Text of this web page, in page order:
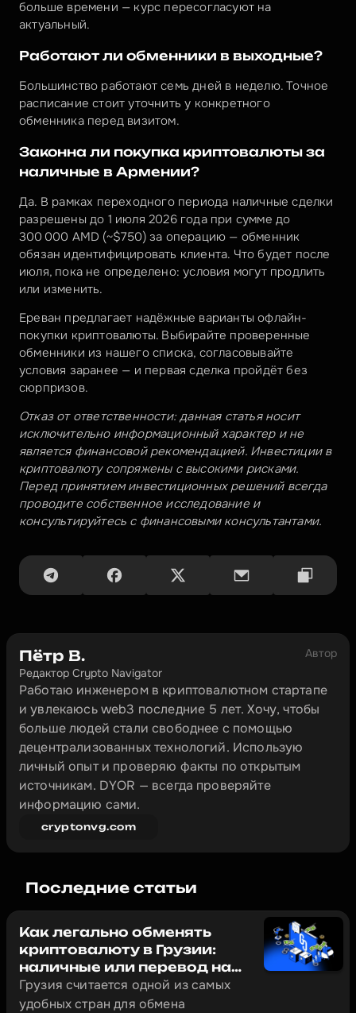
больше времени — курс пересогласуют на
актуальный.
Работают ли обменники в выходные?
Большинство работают семь дней в неделю. Точное
расписание стоит уточнить у конкретного
обменника перед визитом.
Законна ли покупка криптовалюты за
наличные в Армении?
Да. В рамках переходного периода наличные сделки
разрешены до 1 июля 2026 года при сумме до
300 000 AMD (~$750) за операцию — обменник
обязан идентифицировать клиента. Что будет после
июля, пока не определено: условия могут продлить
или изменить.
Ереван предлагает надёжные варианты офлайн-
покупки криптовалюты. Выбирайте проверенные
обменники из нашего списка, согласовывайте
условия заранее — и первая сделка пройдёт без
сюрпризов.
Отказ от ответственности: данная статья носит
исключительно информационный характер и не
является финансовой рекомендацией. Инвестиции в
криптовалюту сопряжены с высокими рисками.
Перед принятием инвестиционных решений всегда
проводите собственное исследование и
консультируйтесь с финансовыми консультантами.
Автор
Пётр В.
Редактор Crypto Navigator
Работаю инженером в криптовалютном стартапе
и увлекаюсь web3 последние 5 лет. Хочу, чтобы
больше людей стали свободнее с помощью
децентрализованных технологий. Использую
личный опыт и проверяю факты по открытым
источникам. DYOR — всегда проверяйте
информацию сами.
cryptonvg.com
Последние статьи
Как легально обменять
криптовалюту в Грузии:
наличные или перевод на
банковский счёт (2026)
Грузия считается одной из самых
удобных стран для обмена